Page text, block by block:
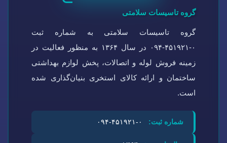
گروه تاسیسات سلامتی
گروه تاسیسات سلامتی به شماره ثبت
۰-۴۵۱۹۲۱-۰۹۴ در سال ۱۳۶۴ به منظور فعالیت در
زمینه فروش لوله و اتصالات، پخش لوازم بهداشتی
ساختمان و ارائه کالای استخری بنیان‌گذاری شده
است.
شماره ثبت: